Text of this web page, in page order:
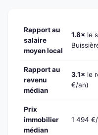
Rapport au
salaire
moyen local
1.8× le
Rapport au
revenu
médian
3.1× le
€/an)
Prix
immobilier
médian
1 494